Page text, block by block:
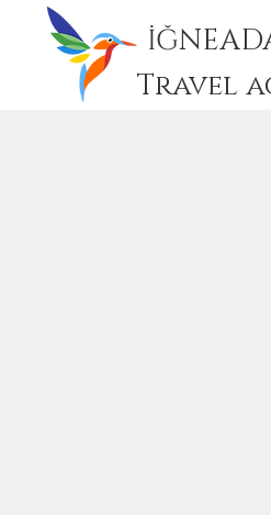
Travel